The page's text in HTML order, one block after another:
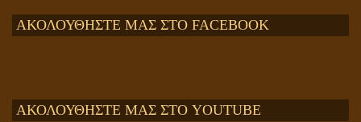
ΑΚΟΛΟΥΘΗΣΤΕ ΜΑΣ ΣΤΟ FACEBOOK
ΑΚΟΛΟΥΘΗΣΤΕ ΜΑΣ ΣΤΟ YOUTUBE